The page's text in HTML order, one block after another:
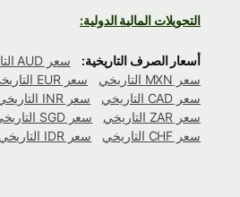
التحويلات المالية الدولية:
أسعار الصرف التاريخية: سعر AUD التاريخي
سعر MXN التاريخي
سعر EUR التاريخي
سعر CAD التاريخي
سعر INR التاريخي
سعر ZAR التاريخي
سعر SGD التاريخي
سعر CHF التاريخي
سعر IDR التاريخي